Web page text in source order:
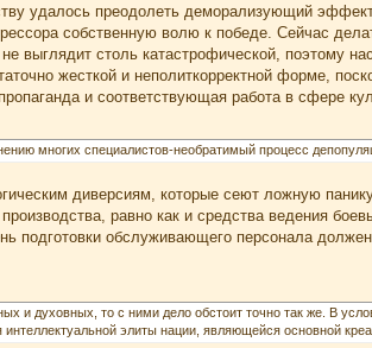
удалось преодолеть деморализующий
собственную волю к победе. Сейчас
выглядит столь катастрофической, поэтому
жесткой и неполиткорректной форме,
и соответствующая работа в сфере
многих специалистов-необратимый процесс
диверсиям, которые сеют ложную
равно как и средства ведения
подготовки обслуживающего персонала
и духовных, то с ними дело обстоит точно так же. В
интеллектуальной элиты нации, являющейся основной